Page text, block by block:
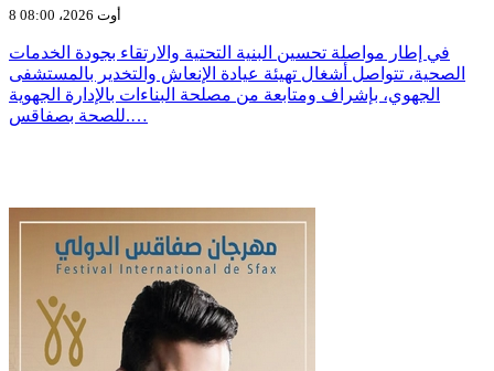
8 أوت 2026، 08:00
في إطار مواصلة تحسين البنية التحتية والارتقاء بجودة الخدمات
الصحية، تتواصل أشغال تهيئة عيادة الإنعاش والتخدير بالمستشفى
الجهوي، بإشراف ومتابعة من مصلحة البناءات بالإدارة الجهوية
للصحة بصفاقس.…